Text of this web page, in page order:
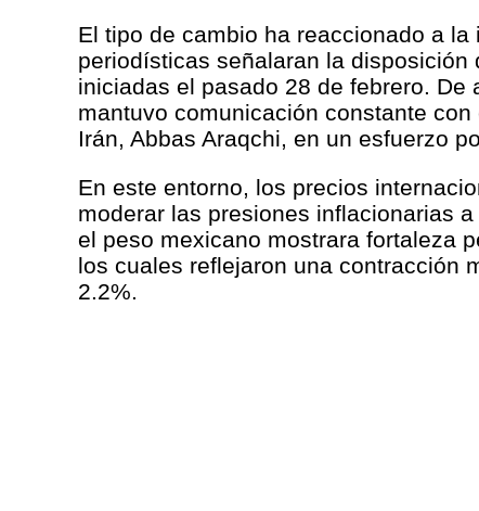
El tipo de cambio ha reaccionado a
periodísticas señalaran la
iniciadas el pasado 28 de febrero.
mantuvo comunicación constante
Irán, Abbas Araqchi, en un esfuerzo
En este entorno, los precios
moderar las presiones inflacionarias
el peso mexicano mostrara fortaleza
los cuales reflejaron una contracción
2.2%.